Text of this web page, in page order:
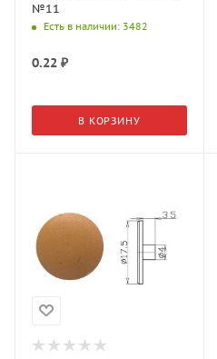
№11
Есть в наличии: 3482
0.22 ₽
В КОРЗИНУ